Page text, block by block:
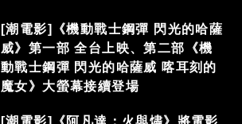
[潮電影]《機動戰士鋼彈 閃光的哈薩
威》第一部 全台上映、第二部《機
動戰士鋼彈 閃光的哈薩威 喀耳刻的
魔女》大螢幕接續登場
[潮電影]《阿凡達：火與燼》將電影